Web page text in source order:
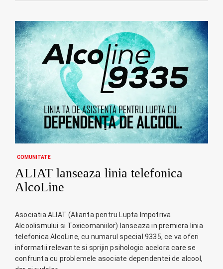
COMUNITATE
ALIAT lanseaza linia telefonica
AlcoLine
Asociatia ALIAT (Alianta pentru Lupta Impotriva
Alcoolismului si Toxicomaniilor) lanseaza in premiera linia
telefonica AlcoLine, cu numarul special 9335, ce va oferi
informatii relevante si sprijin psihologic acelora care se
confrunta cu problemele asociate dependentei de alcool,